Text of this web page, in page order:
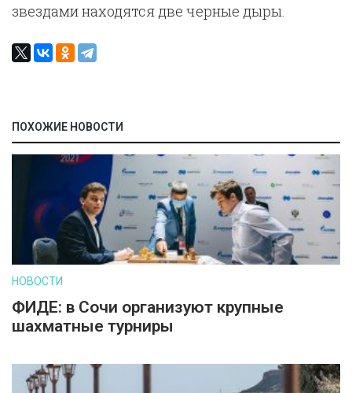
звездами находятся две черные дыры.
ПОХОЖИЕ НОВОСТИ
НОВОСТИ
ФИДЕ: в Сочи организуют крупные
шахматные турниры